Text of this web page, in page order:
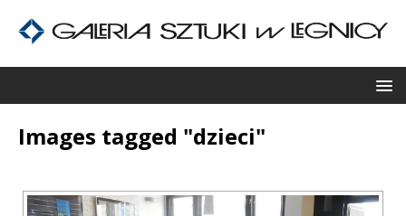
Images tagged "dzieci"